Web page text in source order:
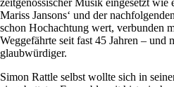
Mariss Jansons‘ und der
schon Hochachtung wert, verbunden
Weggefährte seit fast 45 Jahren – und
glaubwürdiger.
Simon Rattle selbst wollte sich in